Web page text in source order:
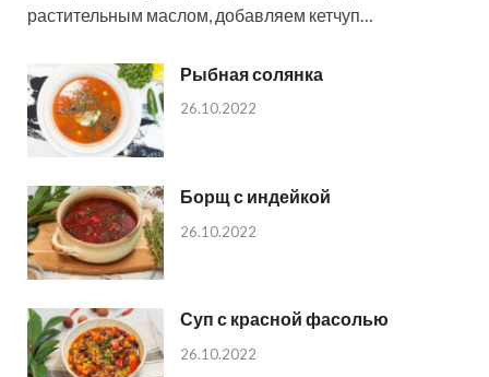
растительным маслом, добавляем кетчуп…
Рыбная солянка
26.10.2022
Борщ с индейкой
26.10.2022
Суп с красной фасолью
26.10.2022